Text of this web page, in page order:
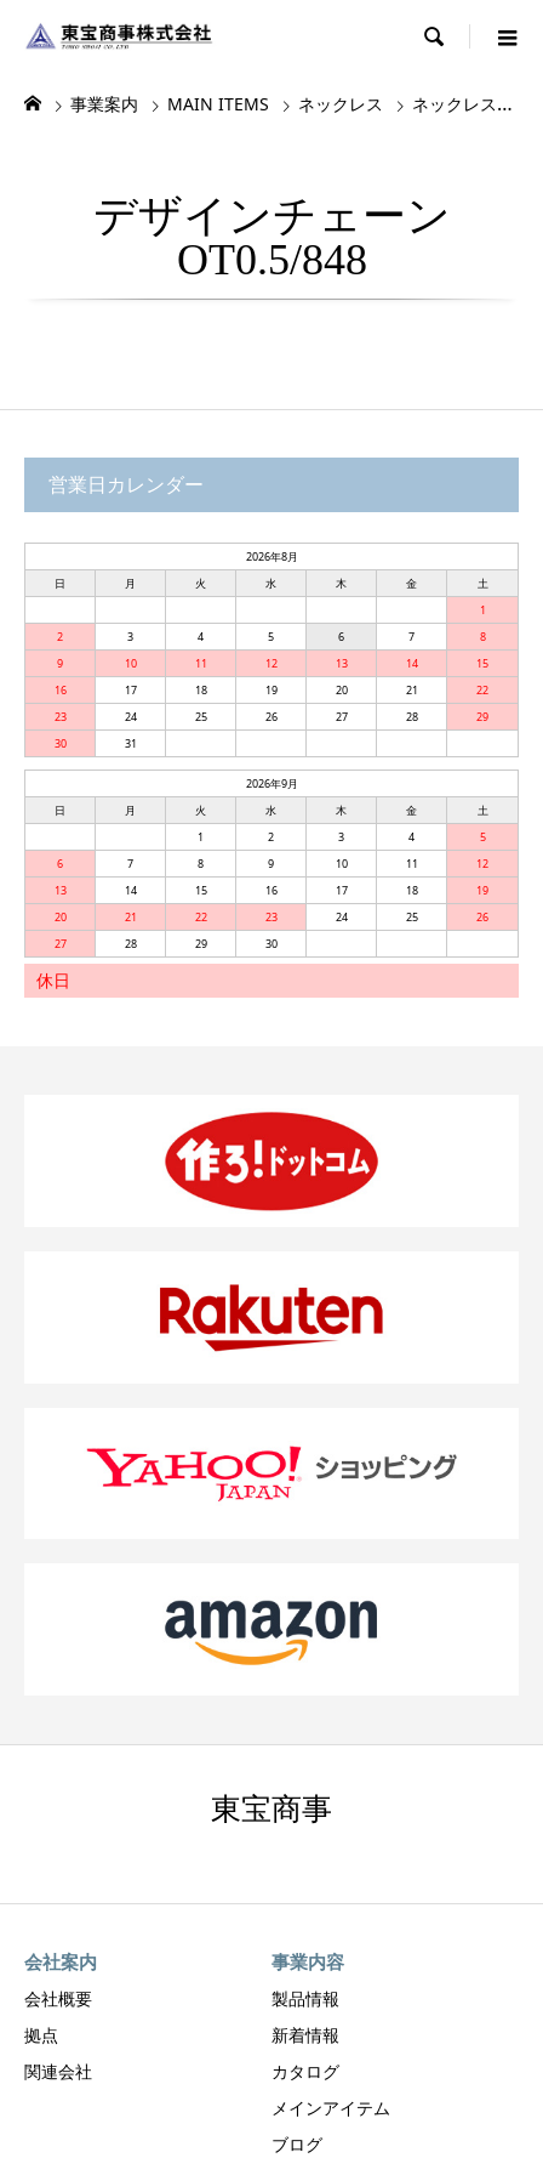

事業案内 MAIN ITEMS ネックレス ネックレス・チョーカー
デザインチェーン
OT0.5/848
営業日カレンダー
2026年8月
日
月 火 水 木 金
土
1
2
3 4 5 6 7
8
9
10 11 12 13 14
15
16
17 18 19 20 21
22
23
24 25 26 27 28
29
30
31
2026年9月
日
月 火 水 木 金
土
1
2 3 4
5
6
7 8 9 10 11
12
13
14 15 16 17 18
19
20
21 22 23 24 25
26
27
28 29 30
休日
東宝商事
会社案内
会社概要
拠点
関連会社
事業内容
製品情報
新着情報
カタログ
メインアイテム
ブログ